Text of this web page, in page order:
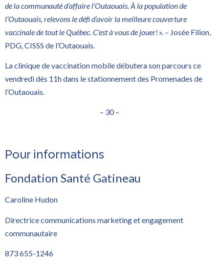
de la communauté d’affaire l’Outaouais. À la population de
l’Outaouais, relevons le défi d’avoir la meilleure couverture
vaccinale de tout le Québec. C’est à vous de jouer! ». – Josée Filion,
PDG, CISSS de l’Outaouais.
La clinique de vaccination mobile débutera son parcours ce
vendredi dès 11h dans le stationnement des Promenades de
l’Outaouais.
– 30 –
Pour informations
Fondation Santé Gatineau
Caroline Hudon
Directrice communications marketing et engagement
communautaire
873 655-1246